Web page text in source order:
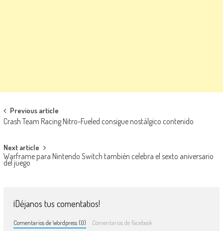
Navegación de entradas
Previous article
Crash Team Racing Nitro-Fueled consigue nostálgico contenido
Next article
Warframe para Nintendo Switch también celebra el sexto aniversario
del juego
¡Déjanos tus comentatios!
Comentarios de Wordpress (0) Comentarios de Facebook